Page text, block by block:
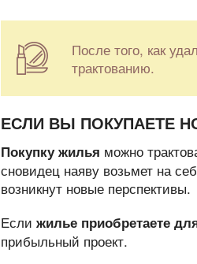
После того, как
трактованию.
ЕСЛИ ВЫ ПОКУПАЕТЕ
Покупку жилья можно
сновидец наяву возьмет на
возникнут новые перспективы.
Если жилье приобретаете
прибыльный проект.